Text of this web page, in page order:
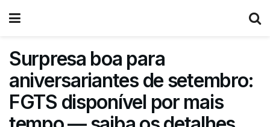
Surpresa boa para
aniversariantes de setembro:
FGTS disponível por mais